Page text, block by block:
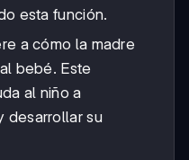
esta función.
a cómo la madre
bebé. Este
al niño a
desarrollar su